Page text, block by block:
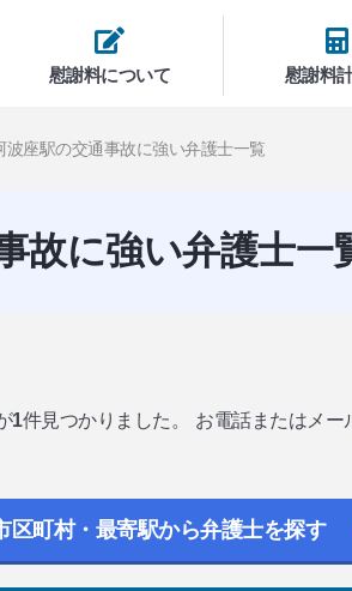
慰謝料について 慰謝料
波座駅の交通事故に強い弁護士一覧
故に強い弁護士一
1件見つかりました。
お電話またはメー
区町村・最寄駅から弁護士を探す